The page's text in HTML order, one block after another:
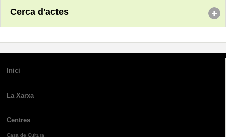
Cerca d'actes
Inici
La Xarxa
Centres
Casa de Cultura